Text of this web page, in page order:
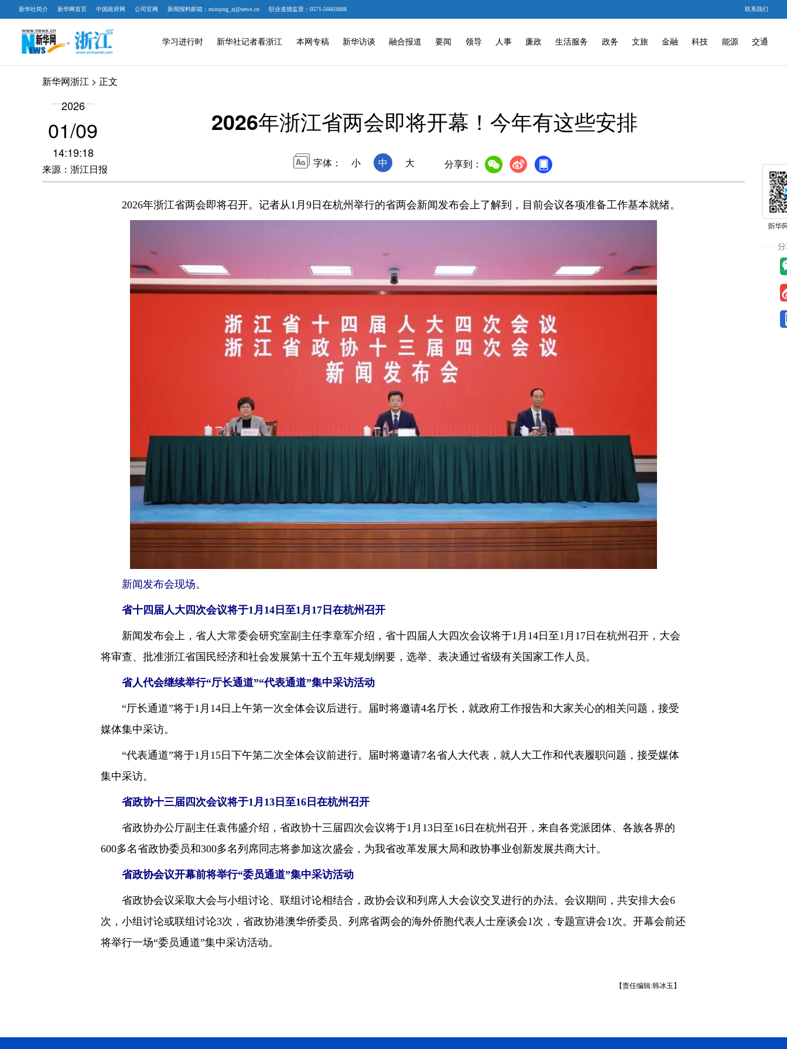
新华社简介 新华网首页 中国政府网 公司官网 新闻报料邮箱：minqing_zj@news.cn 职业道德监督：0571-56603888 联系我们
学习进行时 新华社记者看浙江 本网专稿 新华访谈 融合报道 要闻 领导 人事 廉政 生活服务 政务 文旅 金融 科技 能源 交通
新华网浙江 > 正文
2026
01/09
14:19:18
来源：浙江日报
2026年浙江省两会即将开幕！今年有这些安排
字体： 小 中 大 分享到：
2026年浙江省两会即将召开。记者从1月9日在杭州举行的省两会新闻发布会上了解到，目前会议各项准备工作基本就绪。
新闻发布会现场。
省十四届人大四次会议将于1月14日至1月17日在杭州召开
新闻发布会上，省人大常委会研究室副主任李章军介绍，省十四届人大四次会议将于1月14日至1月17日在杭州召开，大会
将审查、批准浙江省国民经济和社会发展第十五个五年规划纲要，选举、表决通过省级有关国家工作人员。
省人代会继续举行“厅长通道”“代表通道”集中采访活动
“厅长通道”将于1月14日上午第一次全体会议后进行。届时将邀请4名厅长，就政府工作报告和大家关心的相关问题，接受
媒体集中采访。
“代表通道”将于1月15日下午第二次全体会议前进行。届时将邀请7名省人大代表，就人大工作和代表履职问题，接受媒体
集中采访。
省政协十三届四次会议将于1月13日至16日在杭州召开
省政协办公厅副主任袁伟盛介绍，省政协十三届四次会议将于1月13日至16日在杭州召开，来自各党派团体、各族各界的
600多名省政协委员和300多名列席同志将参加这次盛会，为我省改革发展大局和政协事业创新发展共商大计。
省政协会议开幕前将举行“委员通道”集中采访活动
省政协会议采取大会与小组讨论、联组讨论相结合，政协会议和列席人大会议交叉进行的办法。会议期间，共安排大会6
次，小组讨论或联组讨论3次，省政协港澳华侨委员、列席省两会的海外侨胞代表人士座谈会1次，专题宣讲会1次。开幕会前还
将举行一场“委员通道”集中采访活动。
【责任编辑:韩冰玉】